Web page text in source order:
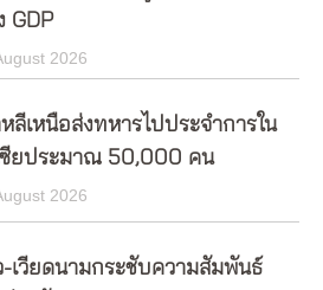
GDP
2026
หลีเหนือส่งทหารไปประจำการใน
ซียประมาณ 50,000 คน
2026
-เวียดนามกระชับความสัมพันธ์